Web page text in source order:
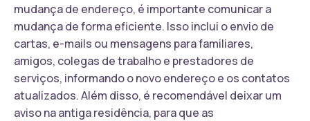
mudança de endereço, é importante comunicar a
mudança de forma eficiente. Isso inclui o envio de
cartas, e-mails ou mensagens para familiares,
amigos, colegas de trabalho e prestadores de
serviços, informando o novo endereço e os contatos
atualizados. Além disso, é recomendável deixar um
aviso na antiga residência, para que as